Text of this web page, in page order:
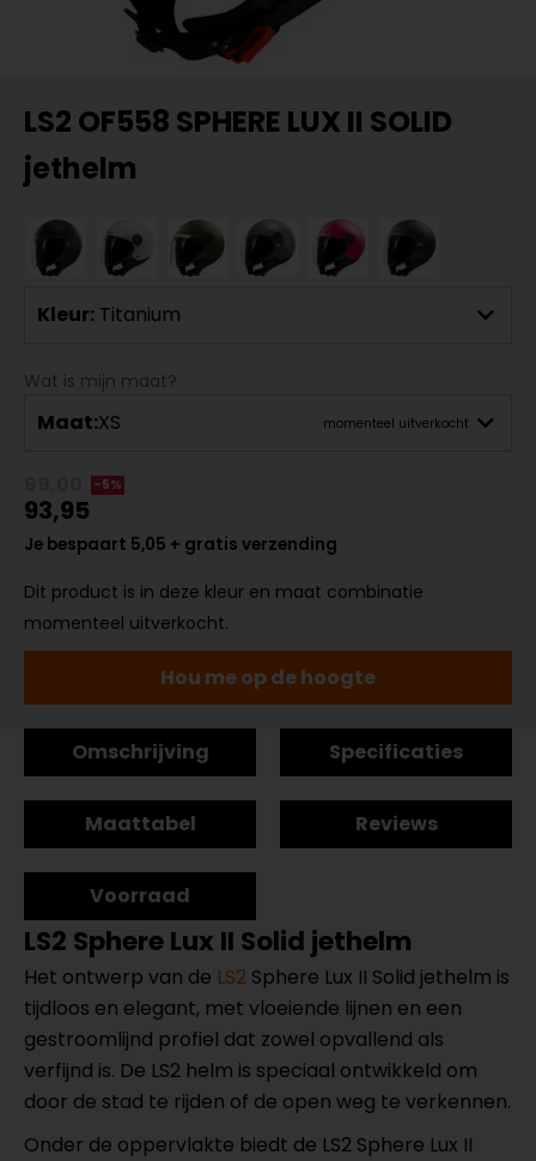
LS2 OF558 SPHERE LUX II SOLID
jethelm
Kleur: Titanium
Wat is mijn maat?
Maat:XS momenteel uitverkocht
-5%
93,95
Je bespaart 5,05 + gratis verzending
Dit product is in deze kleur en maat combinatie
momenteel uitverkocht.
Hou me op de hoogte
Omschrijving Specificaties
Maattabel Reviews
Voorraad
LS2 Sphere Lux II Solid jethelm
Het ontwerp van de LS2 Sphere Lux II Solid jethelm is
tijdloos en elegant, met vloeiende lijnen en een
gestroomlijnd profiel dat zowel opvallend als
verfijnd is. De LS2 helm is speciaal ontwikkeld om
door de stad te rijden of de open weg te verkennen.
Onder de oppervlakte biedt de LS2 Sphere Lux II